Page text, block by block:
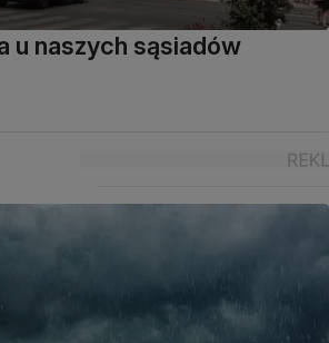
u naszych sąsiadów